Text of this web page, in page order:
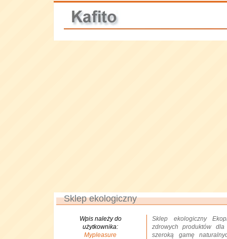
Sklep ekologiczny
Wpis należy do
użytkownika:
Mypleasure
Sklep ekologiczny
zdrowych produktów
szeroką gamę